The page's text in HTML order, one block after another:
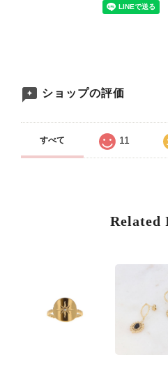
ショップの評価
すべて 11
Related